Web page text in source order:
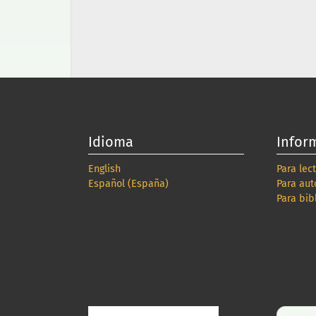
Idioma
English
Español (España)
Para
Para
Para